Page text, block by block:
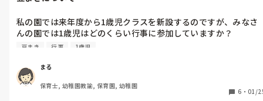
私の園では来年度から1歳児クラスを新設するのですが、みなさ
んの園では1歳児はどのくらい行事に参加していますか？
例えば最近の行事では、豆まきは誤飲の危険もあるので参加して
豆まき 行事 1歳児
まる
保育士, 幼稚園教諭, 保育園, 幼稚園
6 ・ 01/